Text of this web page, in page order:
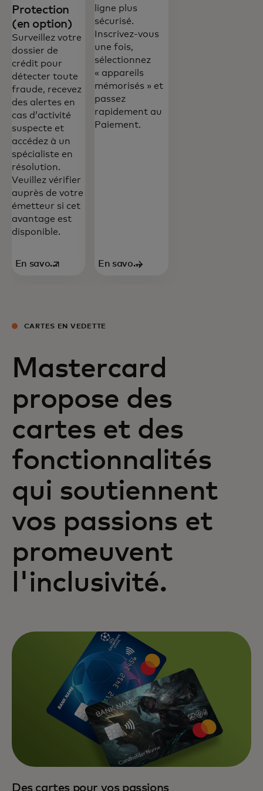
Protection
(en option)
Surveillez votre
dossier de
crédit pour
détecter toute
fraude, recevez
des alertes en
cas d’activité
suspecte et
accédez à un
spécialiste en
résolution.
Veuillez vérifier
auprès de votre
émetteur si cet
avantage est
disponible.
En savoir
ligne plus
sécurisé.
Inscrivez-vous
une fois,
sélectionnez
« appareils
mémorisés » et
passez
rapidement au
Paiement.
En savoir
CARTES EN VEDETTE
Mastercard
propose des
cartes et des
fonctionnalités
qui soutiennent
vos passions et
promeuvent
l'inclusivité.
Des cartes pour vos passions